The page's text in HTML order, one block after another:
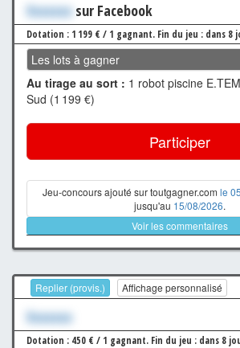
Xxxxxxx sur Facebook
Dotation : 1 199 € / 1 gagnant. Fin du jeu : dans 8
Les lots à gagner
Au tirage au sort : 1 robot piscine
Sud (1 199 €)
Participer
Jeu-concours ajouté sur toutgagner.com le
jusqu'au 15/08/2026.
Voir les commentaires
Replier (provis.) Affichage personnalisé
Xxxxxxx
Dotation : 450 € / 1 gagnant. Fin du jeu : dans 8